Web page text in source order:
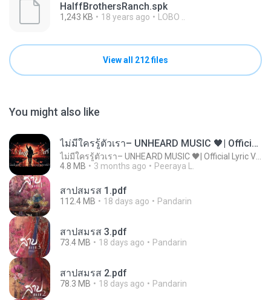
HalffBrothersRanch.spk
1,243 KB 18 years ago LOBO ..
View all 212 files
You might also like
ไม่มีใครรู้ตัวเรา– UNHEARD MUSIC 🖤| Official Lyric Video | เพลงสู้ชีวิต
4.8 MB
3 months ago Peeraya L.
สาปสมรส 1.pdf
112.4 MB 18 days ago Pandarin
สาปสมรส 3.pdf
73.4 MB 18 days ago Pandarin
สาปสมรส 2.pdf
78.3 MB 18 days ago Pandarin